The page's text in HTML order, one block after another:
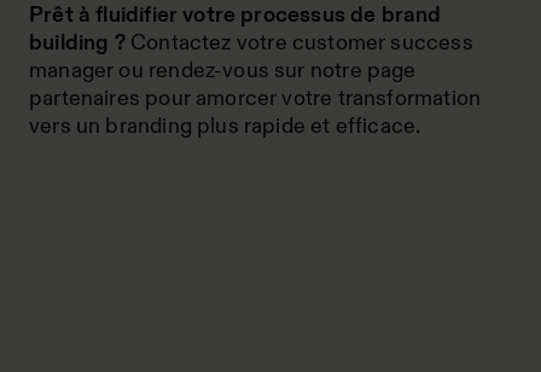
Prêt à fluidifier votre processus de brand
building ? Contactez votre customer success
manager ou rendez-vous sur notre page
partenaires pour amorcer votre transformation
vers un branding plus rapide et efficace.